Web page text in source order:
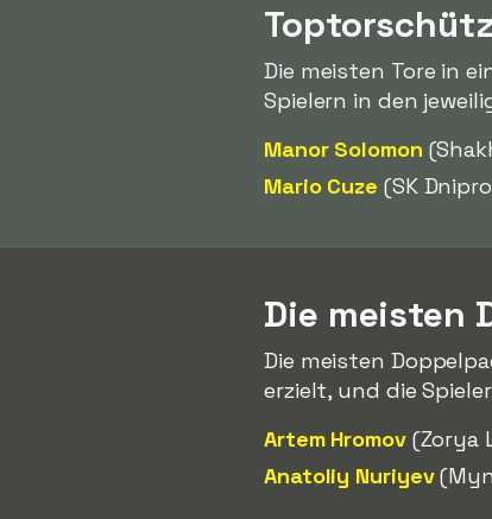
Die meisten Tore in
Spielern in den
Manor Solomon
Mario Cuze (SK
Die meisten
Die meisten
erzielt, und die
Artem Hromov(Zorya
Anatoliy Nuriyev